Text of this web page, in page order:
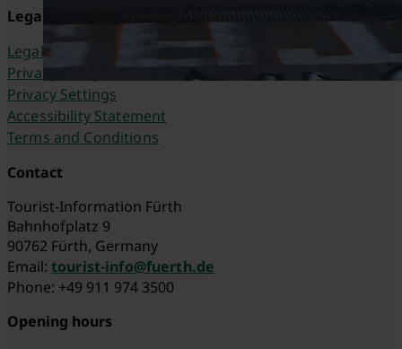
Legal
Legal Notice
Privacy Policy
Privacy Settings
Accessibility Statement
Terms and Conditions
Contact
Tourist-Information Fürth
Bahnhofplatz 9
90762 Fürth, Germany
Email: tourist-info@fuerth.de
Phone: +49 911 974 3500
Opening hours